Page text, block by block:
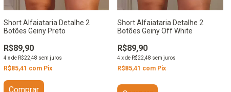
Short Alfaiataria Detalhe 2
Botões Geiny Preto
R$89,90
4 xde R$22,48 sem juros
R$85,41 com Pix
Comprar
Short Alfaiataria Detalhe 2
Botões Geiny Off White
R$89,90
4 xde R$22,48 sem juros
R$85,41 com Pix